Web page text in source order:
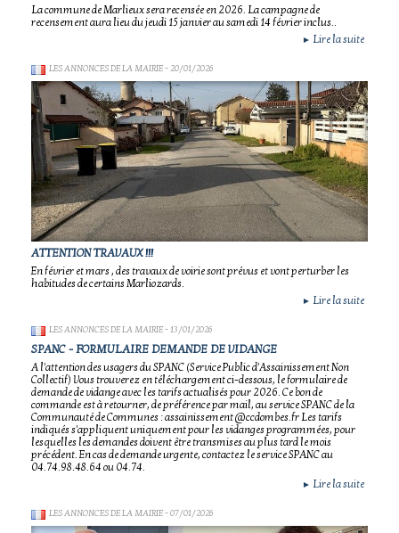
La commune de Marlieux sera recensée en 2026. La campagne de
recensement aura lieu du jeudi 15 janvier au samedi 14 février inclus..
► Lire la suite
LES ANNONCES DE LA MAIRIE- 20/01/2026
ATTENTION TRAVAUX !!!
En février et mars , des travaux de voirie sont prévus et vont perturber les
habitudes de certains Marliozards.
► Lire la suite
LES ANNONCES DE LA MAIRIE- 13/01/2026
SPANC - FORMULAIRE DEMANDE DE VIDANGE
A l'attention des usagers du SPANC (Service Public d'Assainissement Non
Collectif) Vous trouverez en téléchargement ci-dessous, le formulaire de
demande de vidange avec les tarifs actualisés pour 2026. Ce bon de
commande est à retourner, de préférence par mail, au service SPANC de la
Communauté de Communes : assainissement@ccdombes.fr Les tarifs
indiqués s'appliquent uniquement pour les vidanges programmées, pour
lesquelles les demandes doivent être transmises au plus tard le mois
précédent. En cas de demande urgente, contactez le service SPANC au
04.74.98.48.64 ou 04.74.
► Lire la suite
LES ANNONCES DE LA MAIRIE- 07/01/2026